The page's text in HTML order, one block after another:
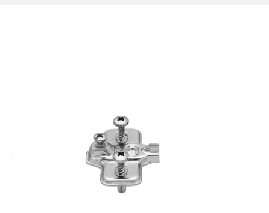
Następny
keyboard_arrow_right